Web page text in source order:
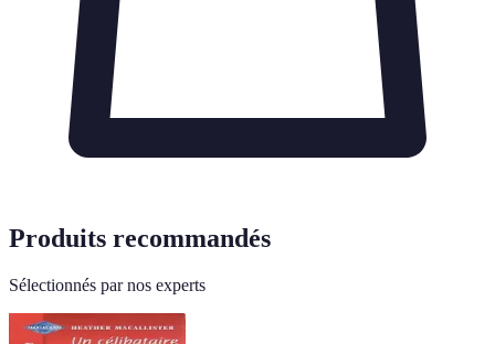
Produits recommandés
Sélectionnés par nos experts